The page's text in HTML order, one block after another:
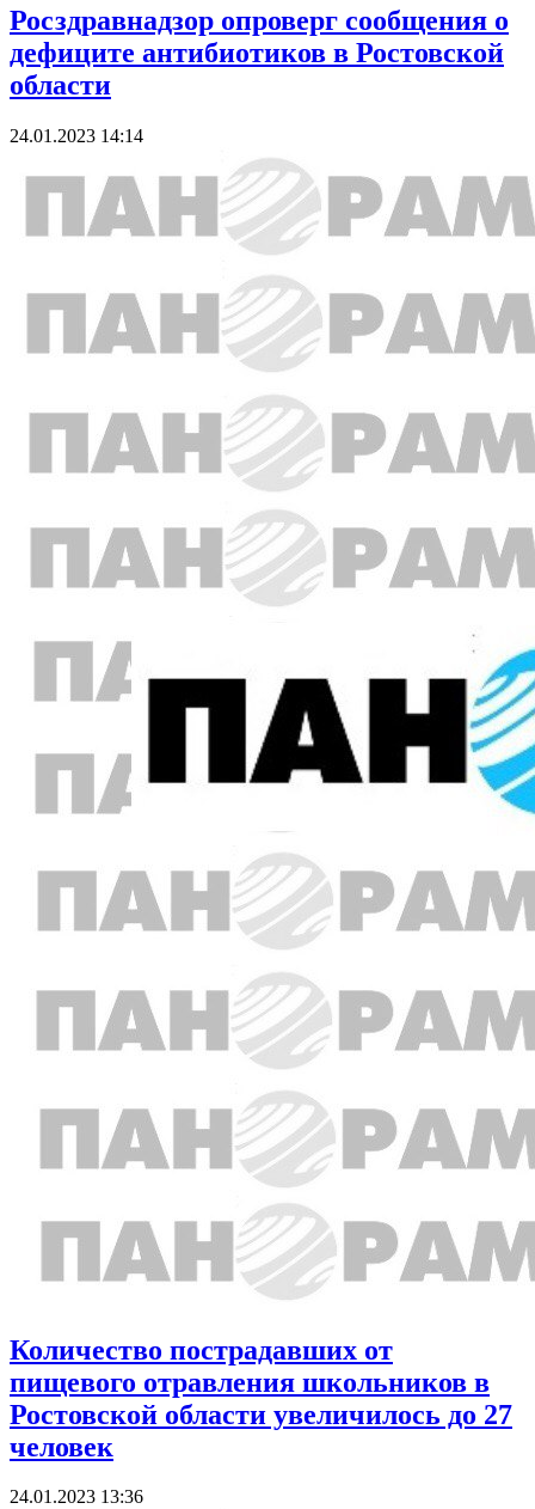
Росздравнадзор опроверг сообщения о
дефиците антибиотиков в Ростовской
области
24.01.2023 14:14
Количество пострадавших от
пищевого отравления школьников в
Ростовской области увеличилось до 27
человек
24.01.2023 13:36